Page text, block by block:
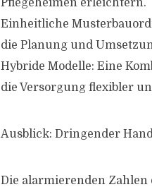
Pflegeheimen erleichtern.
Einheitliche
die Planung und
Hybride Modelle: Eine
die Versorgung flexibler
Ausblick: Dringender
Die alarmierenden